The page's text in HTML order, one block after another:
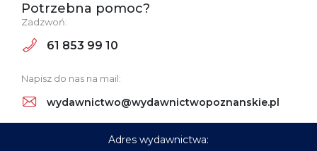
Potrzebna pomoc?
Zadzwoń:
61 853 99 10
Napisz do nas na mail:
wydawnictwo@wydawnictwopoznanskie.pl
Adres wydawnictwa: